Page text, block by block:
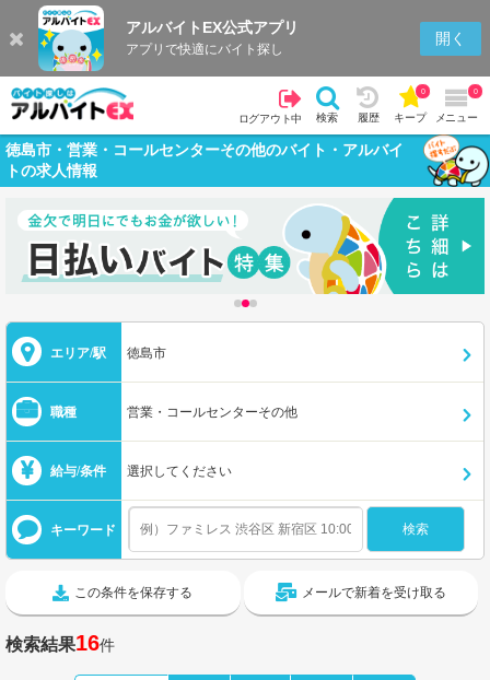
アルバイトEX公式アプリ
アプリで快適にバイト探し
開く
ログアウト中 検索 履歴 キープ
0
メニュー
0
徳島市・営業・コールセンターその他のバイト・アルバイ
トの求人情報
エリア/駅 徳島市
職種 営業・コールセンターその他
給与/条件 選択してください
キーワード
この条件を保存する メールで新着を受け取る
検索結果16件